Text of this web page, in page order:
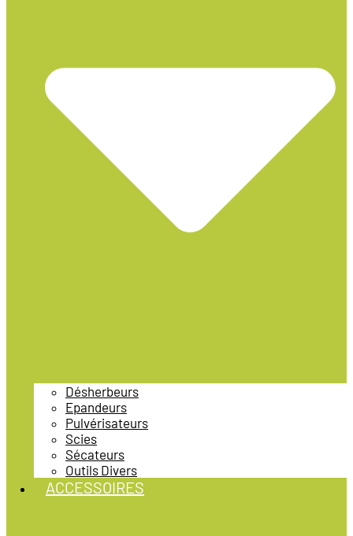
Désherbeurs
Epandeurs
Pulvérisateurs
Scies
Sécateurs
Outils Divers
ACCESSOIRES